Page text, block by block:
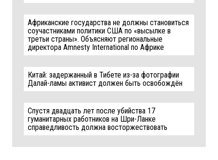
Африканские государства не должны становиться
соучастниками политики США по «высылке в
третьи страны». Объясняют региональные
директора Amnesty International по Африке
Китай: задержанный в Тибете из-за фотографии
Далай-ламы активист должен быть освобождён
Спустя двадцать лет после убийства 17
гуманитарных работников на Шри-Ланке
справедливость должна восторжествовать